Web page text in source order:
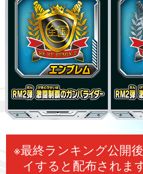
※最終ランキング公開
イすると配布されます